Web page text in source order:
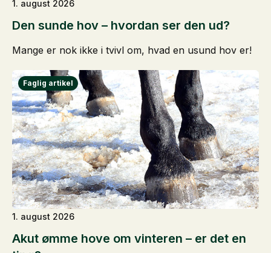
Den sunde hov – hvordan ser den ud?
1. august 2026
Mange er nok ikke i tvivl om, hvad en usund hov er!
Akut ømme hove om vinteren – er det en
1. august 2026